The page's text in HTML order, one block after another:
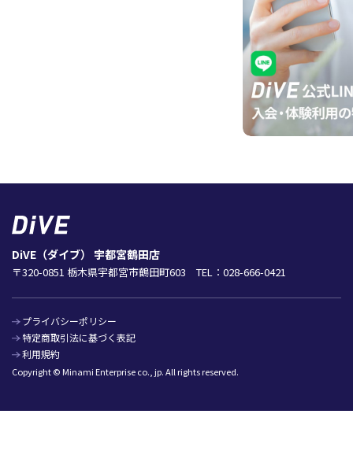
DiVE（ダイブ） 宇都宮鶴田店
〒320-0851 栃木県宇都宮市鶴田町603 TEL：028-666-0421
プライバシーポリシー
特定商取引法に基づく表記
利用規約
Copyright © Minami Enterprise co., jp. All rights reserved.